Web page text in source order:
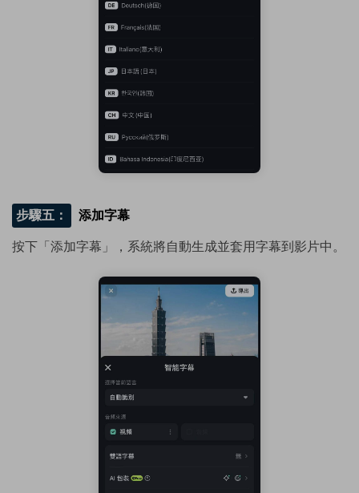
步驟五： 添加字幕
按下「添加字幕」，系統將自動生成並套用字幕到影片中。